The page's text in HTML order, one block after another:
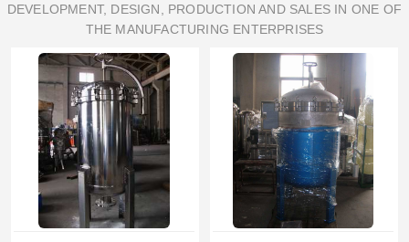
DEVELOPMENT, DESIGN, PRODUCTION AND SALES IN ONE OF
THE MANUFACTURING ENTERPRISES